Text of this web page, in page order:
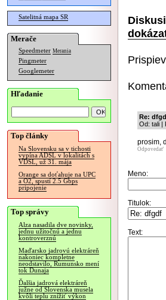
Satelitná mapa SR
Merače
Speedmeter Merania
Pingmeter
Googlemeter
Hľadanie
Top články
Na Slovensku sa v tichosti
vypína ADSL v lokalitách s
VDSL, už 31. mája
Orange sa doťahuje na UPC
a O2, spustí 2.5 Gbps
pripojenie
Top správy
Alza nasadila dve novinky,
jednu užitočnú a jednu
kontroverznú
Maďarsko jadrovú elektráreň
nakoniec kompletne
neodstavilo, Rumunsko mení
tok Dunaja
Ďalšia jadrová elektráreň
južne od Slovenska musela
kvôli teplu znížiť výkon
Re:
Od: tali |
prosim,
Odpovedať
Meno:
Titulok:
Text: